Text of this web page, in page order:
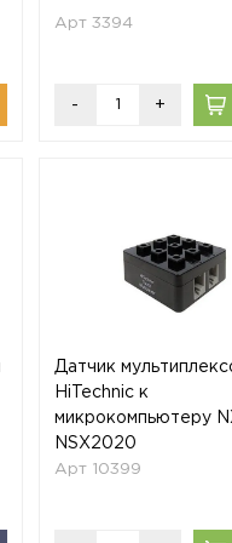
Арт 3394
- +
Датчик
HiTechnic к
микрокомпьютеру
NSX2020
Арт 10399